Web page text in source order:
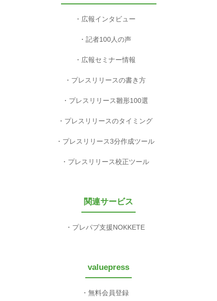
広報インタビュー
記者100人の声
広報セミナー情報
プレスリリースの書き方
プレスリリース雛形100選
プレスリリースのタイミング
プレスリリース3分作成ツール
プレスリリース校正ツール
関連サービス
プレパブ支援NOKKETE
valuepress
無料会員登録